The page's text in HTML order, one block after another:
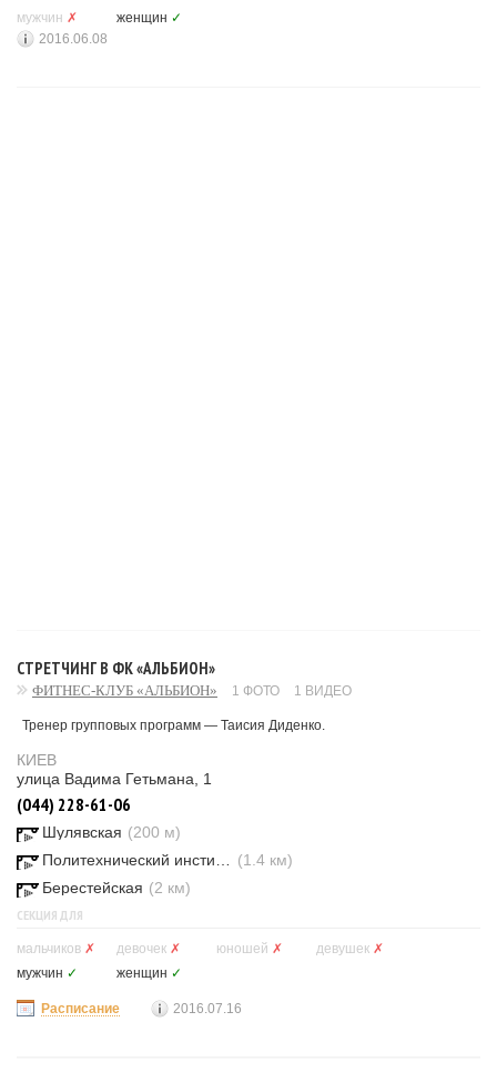
мужчин ✗ женщин ✓
2016.06.08
СТРЕТЧИНГ В ФК «АЛЬБИОН»
ФИТНЕС-КЛУБ «АЛЬБИОН» 1 ФОТО 1 ВИДЕО
Тренер групповых программ ― Таисия Диденко.
КИЕВ
улица Вадима Гетьмана, 1
(044) 228-61-06
Шулявская (200 м)
(1.4 км)
Берестейская (2 км)
СЕКЦИЯ ДЛЯ
мальчиков ✗ девочек ✗ юношей ✗ девушек ✗
мужчин ✓ женщин ✓
Расписание 2016.07.16